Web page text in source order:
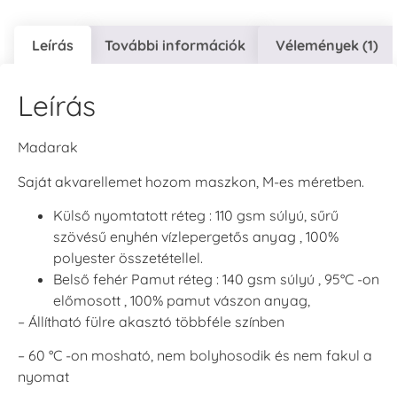
Leírás További információk Vélemények (1)
Leírás
Madarak
Saját akvarellemet hozom maszkon, M-es méretben.
Külső nyomtatott réteg : 110 gsm súlyú, sűrű
szövésű enyhén vízlepergetős anyag , 100%
polyester összetétellel.
Belső fehér Pamut réteg : 140 gsm súlyú , 95°C -on
előmosott , 100% pamut vászon anyag,
– Állítható fülre akasztó többféle színben
– 60 °C -on mosható, nem bolyhosodik és nem fakul a
nyomat